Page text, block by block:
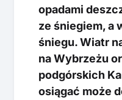
opadami
ze śniegiem, a
śniegu. Wiatr
na Wybrzeżu
podgórskich
osiągać może